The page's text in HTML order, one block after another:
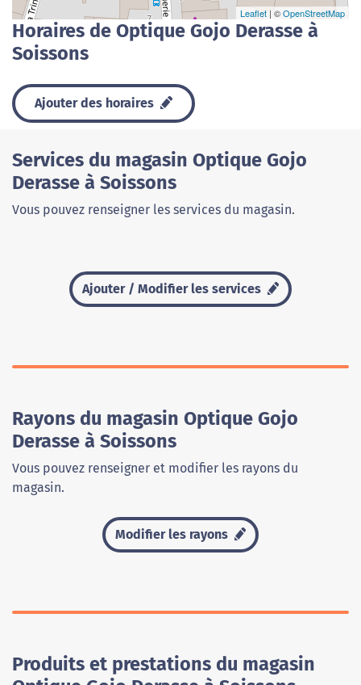
Leaflet | ©OpenStreetMap
Horaires de Optique Gojo Derasse à
Soissons
Ajouter des horaires
Services du magasin Optique Gojo
Derasse à Soissons
Vous pouvez renseigner les services du magasin.
Ajouter / Modifier les services
Rayons du magasin Optique Gojo
Derasse à Soissons
Vous pouvez renseigner et modifier les rayons du
magasin.
Modifier les rayons
Produits et prestations du magasin